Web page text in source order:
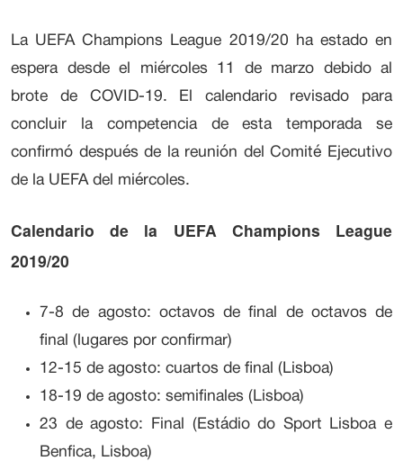
La UEFA Champions League 2019/20 ha estado en
espera desde el miércoles 11 de marzo debido al
brote de COVID-19. El calendario revisado para
concluir la competencia de esta temporada se
confirmó después de la reunión del Comité Ejecutivo
de la UEFA del miércoles.
Calendario de la UEFA Champions League
2019/20
7-8 de agosto: octavos de final de octavos de
final (lugares por confirmar)
12-15 de agosto: cuartos de final (Lisboa)
18-19 de agosto: semifinales (Lisboa)
23 de agosto: Final (Estádio do Sport Lisboa e
Benfica, Lisboa)